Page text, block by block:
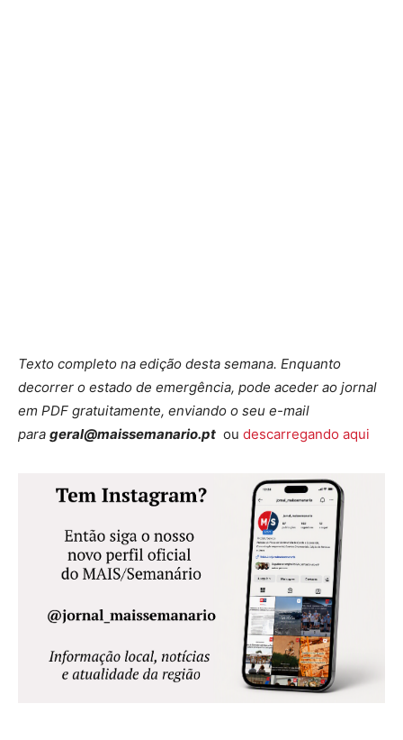
Texto completo na edição desta semana. Enquanto
decorrer o estado de emergência, pode aceder ao jornal
em PDF gratuitamente, enviando o seu e-mail
para geral@maissemanario.pt ou descarregando aqui